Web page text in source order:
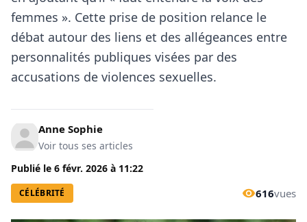
femmes ». Cette prise de position relance le
débat autour des liens et des allégeances entre
personnalités publiques visées par des
accusations de violences sexuelles.
Anne Sophie
Voir tous ses articles
Publié le 6 févr. 2026 à 11:22
CÉLÉBRITÉ 616vues